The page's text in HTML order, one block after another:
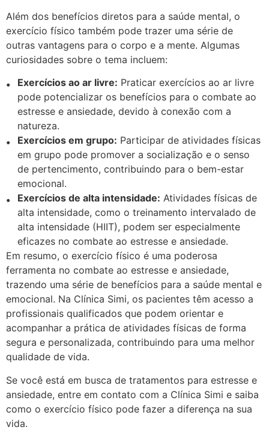
Além dos benefícios diretos para a saúde mental, o
exercício físico também pode trazer uma série de
outras vantagens para o corpo e a mente. Algumas
curiosidades sobre o tema incluem:
Exercícios ao ar livre: Praticar exercícios ao ar livre
pode potencializar os benefícios para o combate ao
estresse e ansiedade, devido à conexão com a
natureza.
Exercícios em grupo: Participar de atividades físicas
em grupo pode promover a socialização e o senso
de pertencimento, contribuindo para o bem-estar
emocional.
Exercícios de alta intensidade: Atividades físicas de
alta intensidade, como o treinamento intervalado de
alta intensidade (HIIT), podem ser especialmente
eficazes no combate ao estresse e ansiedade.
Em resumo, o exercício físico é uma poderosa
ferramenta no combate ao estresse e ansiedade,
trazendo uma série de benefícios para a saúde mental e
emocional. Na Clínica Simi, os pacientes têm acesso a
profissionais qualificados que podem orientar e
acompanhar a prática de atividades físicas de forma
segura e personalizada, contribuindo para uma melhor
qualidade de vida.
Se você está em busca de tratamentos para estresse e
ansiedade, entre em contato com a Clínica Simi e saiba
como o exercício físico pode fazer a diferença na sua
vida.